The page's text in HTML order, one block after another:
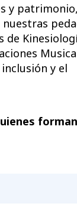
y patrimonio,
de
y el